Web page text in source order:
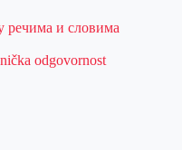
речима и словима
odgovornost